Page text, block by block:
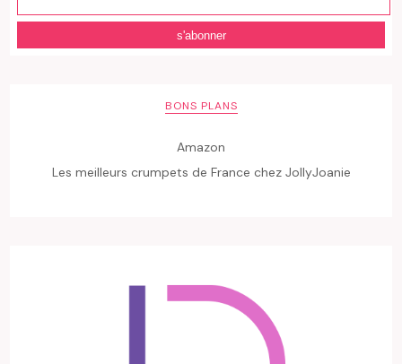
BONS PLANS
Amazon
Les meilleurs crumpets de France chez JollyJoanie